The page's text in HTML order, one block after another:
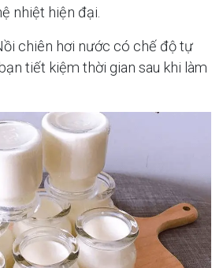
nhiệt hiện đại.
chiên hơi nước có chế độ tự
tiết kiệm thời gian sau khi làm